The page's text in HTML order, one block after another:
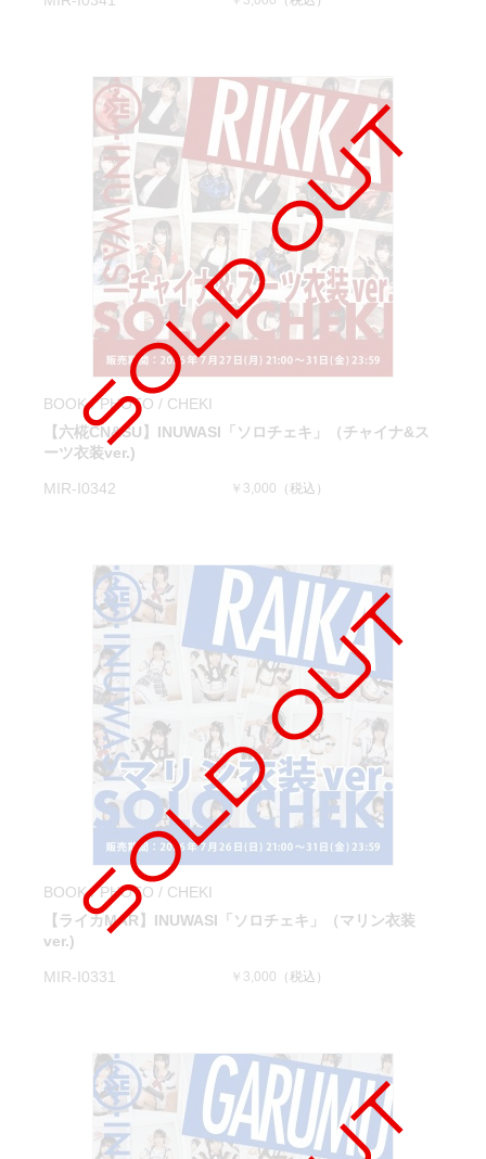
BOOK / PHOTO / CHEKI
【六椛CN&SU】INUWASI「ソロチェキ」（チャイナ&ス
ーツ衣装ver.)
MIR-I0342 ￥3,000 （税込）
BOOK / PHOTO / CHEKI
【ライカMAR】INUWASI「ソロチェキ」（マリン衣装
ver.)
MIR-I0331 ￥3,000 （税込）